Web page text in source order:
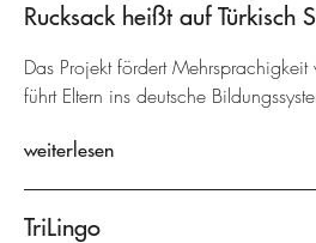
Rucksack heißt auf Türkisch
Das Projekt fördert
führt Eltern ins deutsche
weiterlesen
TriLingo